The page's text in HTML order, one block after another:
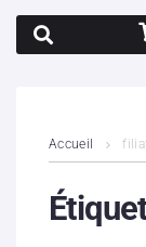
Contenus litigieux
Accueil